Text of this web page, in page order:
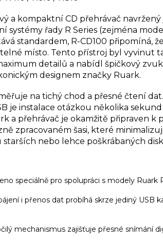
a kompaktní CD přehrávač
řady R Series (zejména
standardem, R-CD100 připomíná,
místo. Tento přístroj byl vyvinut
detailů a nabídl špičkový
designem značky Ruark.
na tichý chod a přesné čtení
je instalace otázkou několika sekund
a přehrávač je okamžitě připraven k
zpracovaném šasi, které
nebo lehce poškrábaných
speciálně pro spolupráci s modely Ruark
i přenos dat probíhá skrze jediný USB
mechanismus zajišťuje přesné snímání